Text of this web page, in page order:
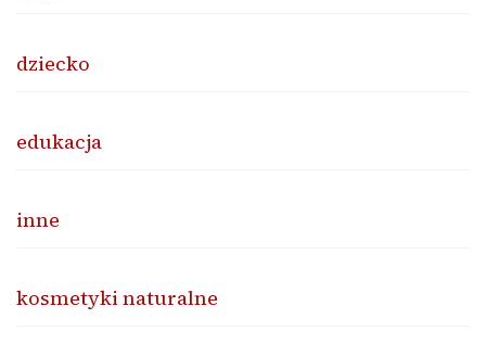
dziecko
edukacja
inne
kosmetyki naturalne